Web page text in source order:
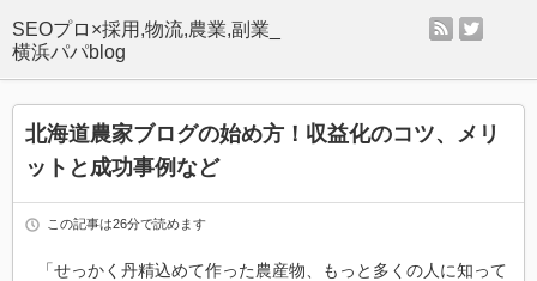
SEOプロ×採用,物流,農業,副業_
横浜パパblog
rss
北海道農家ブログの始め方！収益化のコツ、メリ
ットと成功事例など
この記事は26分で読めます
「せっかく丹精込めて作った農産物、もっと多くの人に知って